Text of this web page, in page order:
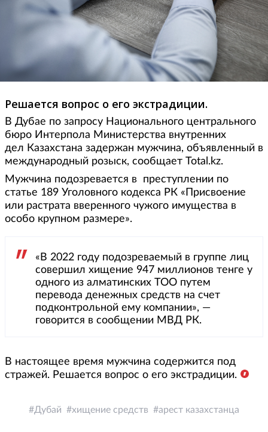
Решается вопрос о его экстрадиции.
В Дубае по запросу Национального центрального
бюро Интерпола Министерства внутренних
дел Казахстана задержан мужчина, объявленный в
международный розыск, сообщает Total.kz.
Мужчина подозревается в преступлении по
статье 189 Уголовного кодекса РК «Присвоение
или растрата вверенного чужого имущества в
особо крупном размере».
«В 2022 году подозреваемый в группе лиц
совершил хищение 947 миллионов тенге у
одного из алматинских ТОО путем
перевода денежных средств на счет
подконтрольной ему компании», —
говорится в сообщении МВД РК.
В настоящее время мужчина содержится под
стражей. Решается вопрос о его экстрадиции.
Дубай хищение средств арест казахстанца